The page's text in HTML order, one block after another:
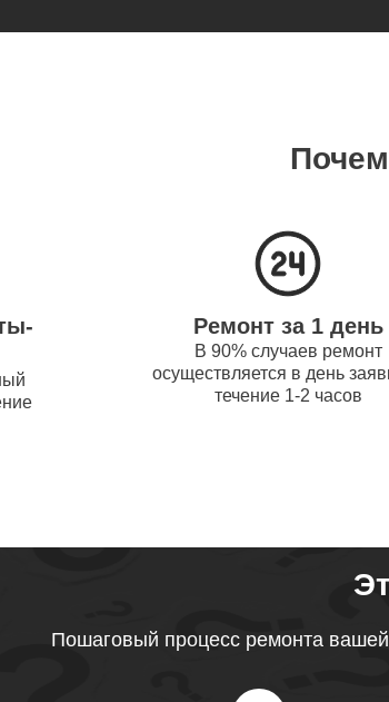
Ремонт системы
Ремонт процессора
Ремонт оперативной
Thunderobot
Ремонт тачпада
Ремонт за 1 день
В 90% случаев ремонт
осуществляется в день
течение 1-2 часов
Пошаговый процесс ремонта вашей